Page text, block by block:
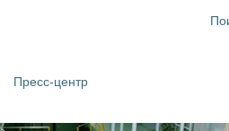
Пресс-центр